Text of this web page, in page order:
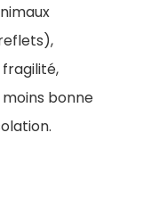
bonne